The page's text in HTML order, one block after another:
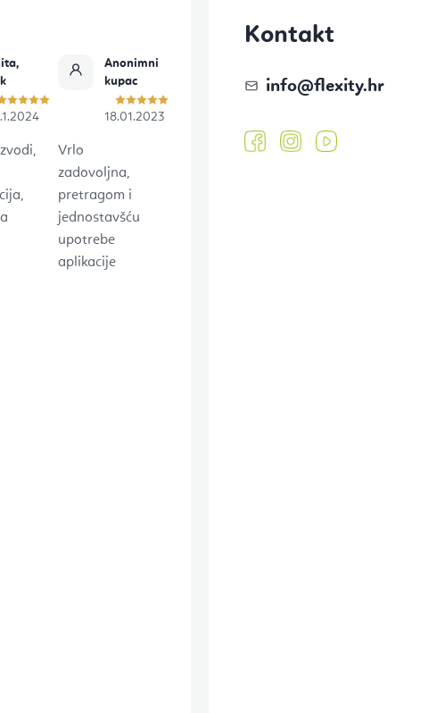
Anonimni
kupac
18.01.2023
Vrlo
zadovoljna,
pretragom i
jednostavšću
upotrebe
aplikacije
Kontakt
info@flexity.hr